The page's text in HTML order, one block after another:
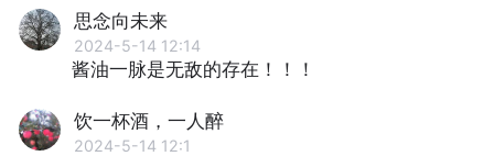
思念向未来
2024-5-14 12:14
酱油一脉是无敌的存在！！！
饮一杯酒，一人醉
2024-5-14 12:1